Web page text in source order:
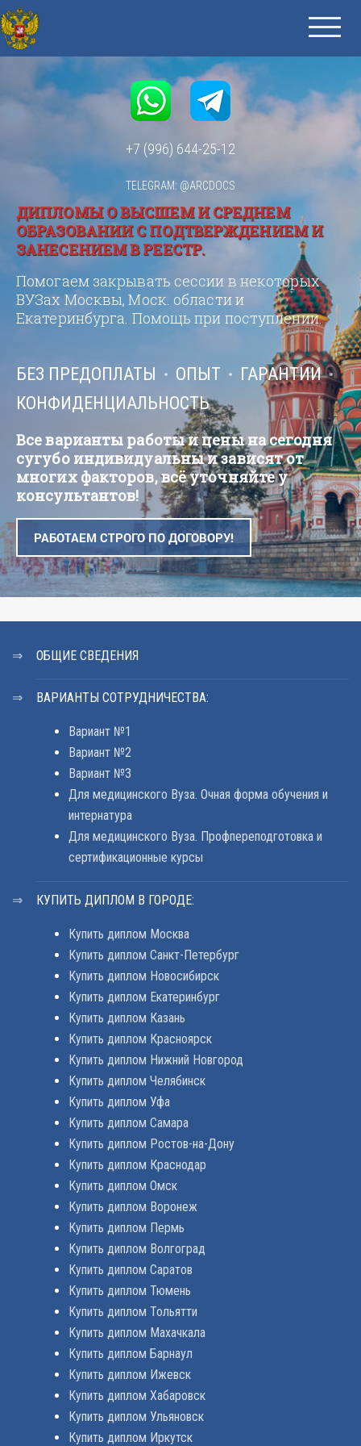
+7 (996) 644-25-12
TELEGRAM: @ARCDOCS
ДИПЛОМЫ О ВЫСШЕМ И СРЕДНЕМ
ОБРАЗОВАНИИ С ПОДТВЕРЖДЕНИЕМ И
ЗАНЕСЕНИЕМ В РЕЕСТР.
Помогаем закрывать сессии в некоторых
ВУЗах Москвы, Моск. области и
Екатеринбурга. Помощь при поступлении.
БЕЗ ПРЕДОПЛАТЫ ОПЫТ
ГАРАНТИИ
КОНФИДЕНЦИАЛЬНОСТЬ
Все варианты работы и цены на сегодня
сугубо индивидуальны и зависят от
многих факторов, всё уточняйте у
консультантов!
РАБОТАЕМ СТРОГО ПО ДОГОВОРУ!
ОБЩИЕ СВЕДЕНИЯ
ВАРИАНТЫ СОТРУДНИЧЕСТВА:
Вариант №1
Вариант №2
Вариант №3
Для медицинского Вуза. Очная форма обучения и
интернатура
Для медицинского Вуза. Профпереподготовка и
сертификационные курсы
КУПИТЬ ДИПЛОМ В ГОРОДЕ:
Купить диплом Москва
Купить диплом Санкт-Петербург
Купить диплом Новосибирск
Купить диплом Екатеринбург
Купить диплом Казань
Купить диплом Красноярск
Купить диплом Нижний Новгород
Купить диплом Челябинск
Купить диплом Уфа
Купить диплом Самара
Купить диплом Ростов-на-Дону
Купить диплом Краснодар
Купить диплом Омск
Купить диплом Воронеж
Купить диплом Пермь
Купить диплом Волгоград
Купить диплом Саратов
Купить диплом Тюмень
Купить диплом Тольятти
Купить диплом Махачкала
Купить диплом Барнаул
Купить диплом Ижевск
Купить диплом Хабаровск
Купить диплом Ульяновск
Купить диплом Иркутск